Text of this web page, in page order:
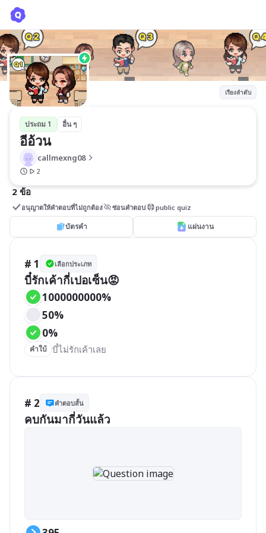
เรียงลำดับ
ประถม 1 อื่น ๆ
อีอ้วน
callmexng08
2
2 ข้อ
อนุญาตให้คำตอบที่ไม่ถูกต้อง ซ่อนคำตอบ public quiz
บัตรคำ แผ่นงาน
# 1 เลือกประเภท
บี๋รักเค้ากี่เปอเซ็น😡
1000000000%
50%
0%
คำใบ้ บี๋ไม่รักเค้าเลย
# 2 คำตอบสั้น
คบกันมากี่วันแล้ว